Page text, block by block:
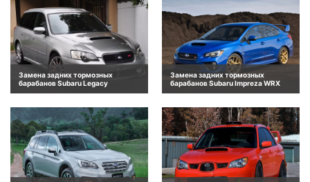
Замена задних тормозных
барабанов Subaru Legacy
Замена задних тормозных
барабанов Subaru Impreza WRX